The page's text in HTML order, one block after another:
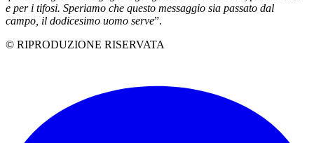
e per i tifosi. Speriamo che questo messaggio sia passato dal
campo, il dodicesimo uomo serve”.
© RIPRODUZIONE RISERVATA